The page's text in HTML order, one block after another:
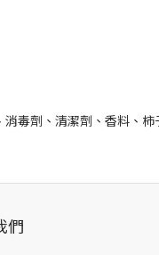
毒劑、清潔劑、香料、
們